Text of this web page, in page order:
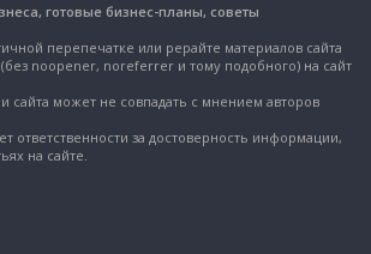
готовые бизнес-планы, советы
перепечатке или рерайте материалов сайта
(без noopener, noreferrer и тому подобного) на сайт
сайта может не совпадать с мнением авторов
ответственности за достоверность информации,
на сайте.